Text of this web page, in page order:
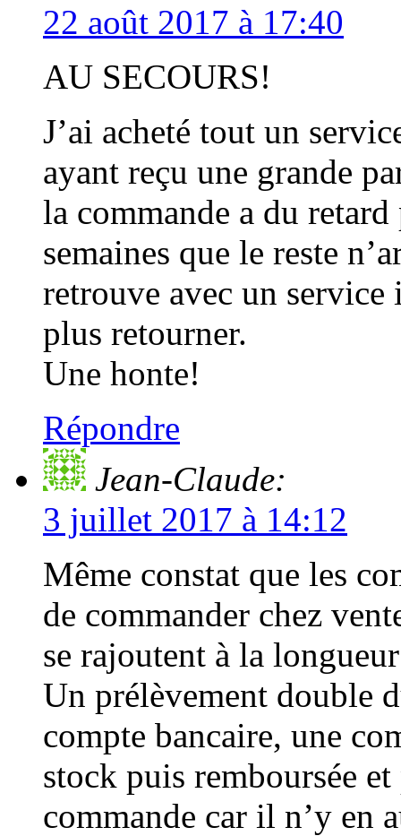
22 août 2017 à 17:40
AU SECOURS!
J’ai acheté tout un
ayant reçu une grande
la commande a du
semaines que le reste
retrouve avec un
plus retourner.
Une honte!
Répondre
Jean-Claude:
3 juillet 2017 à 14:12
Même constat que les
de commander chez
se rajoutent à la
Un prélèvement double
compte bancaire, une
stock puis remboursée
commande car il n’y en